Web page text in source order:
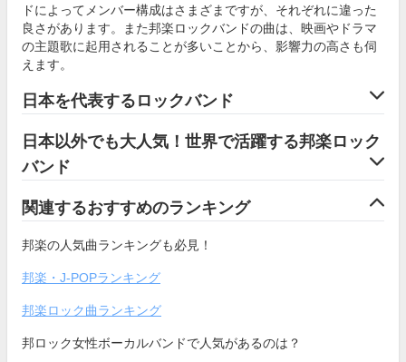
ドによってメンバー構成はさまざまですが、それぞれに違った
良さがあります。また邦楽ロックバンドの曲は、映画やドラマ
の主題歌に起用されることが多いことから、影響力の高さも伺
えます。
日本を代表するロックバンド
日本以外でも大人気！世界で活躍する邦楽ロック
バンド
関連するおすすめのランキング
邦楽の人気曲ランキングも必見！
邦楽・J-POPランキング
邦楽ロック曲ランキング
邦ロック女性ボーカルバンドで人気があるのは？